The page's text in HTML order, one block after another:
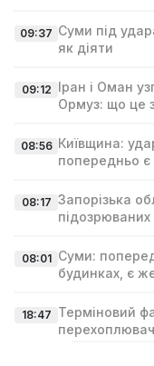
09:37 Суми під
як діяти
09:12 Іран і Оман
Ормуз: що це
08:56 Київщина:
попередньо
08:17 Запорізька
підозрюваних
08:01 Суми:
будинках, є
18:47 Терміновий